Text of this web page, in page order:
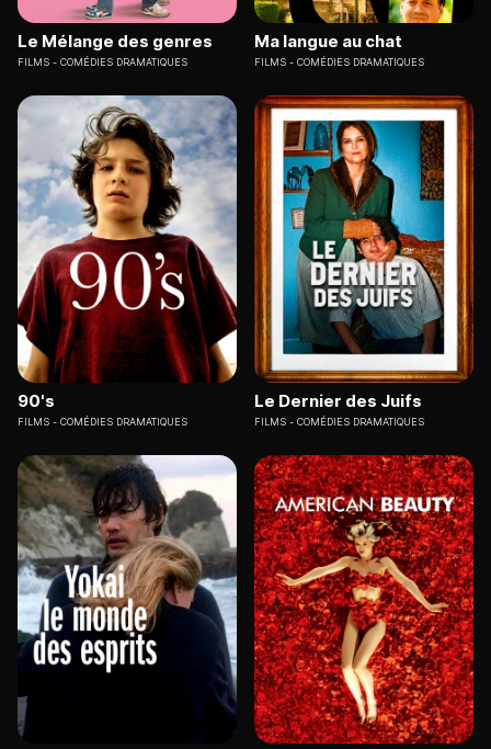
Le Mélange des genres
FILMS COMÉDIES DRAMATIQUES
Ma langue au chat
FILMS COMÉDIES DRAMATIQUES
90's
FILMS COMÉDIES DRAMATIQUES
Le Dernier des Juifs
FILMS COMÉDIES DRAMATIQUES